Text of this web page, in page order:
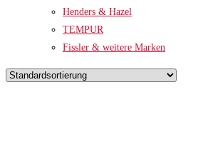
Henders & Hazel
TEMPUR
Fissler & weitere Marken